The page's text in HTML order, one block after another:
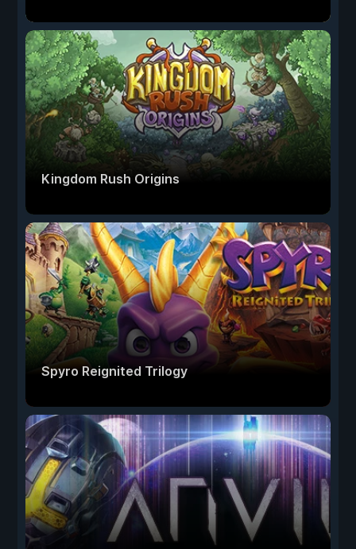
Kingdom Rush Origins
Spyro Reignited Trilogy